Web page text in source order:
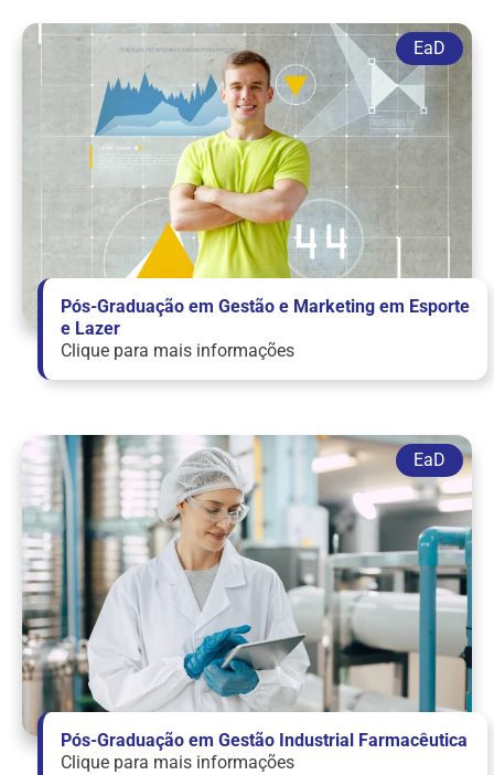
Pós-Graduação em Gestão e Marketing em Esporte
e Lazer
Clique para mais informações
Pós-Graduação em Gestão Industrial Farmacêutica
Clique para mais informações